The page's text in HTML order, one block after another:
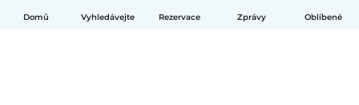
Domů Vyhledávejte Rezervace Zprávy Oblíbené